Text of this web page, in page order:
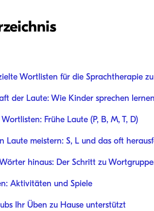
Wortlisten für die Sprachtherapie
der Laute: Wie Kinder sprechen lernen
Frühe Laute (P, B, M, T, D)
Laute meistern: S, L und das oft
hinaus: Der Schritt zu
Aktivitäten und Spiele
Ihr Üben zu Hause unterstützt